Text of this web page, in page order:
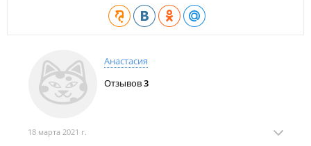
Анастасия
Отзывов3
18 марта 2021 г.